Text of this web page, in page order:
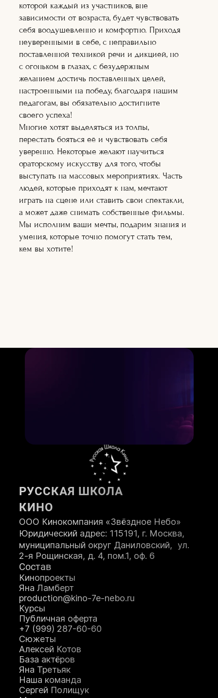
мастерство
Оператор+монт
аж
Режиссура
Художник по
гриму
Теле-
Ораторское
искусство
Кинопроект+съё
Сценарное дело
Видеоблогер
Журналистика
Подробнее
Подробне
е
Подробнее
Подробнее
Подробне
е
Подробне
е
Подробнее
Подробнее
ПОСТУПИТЬ
которой каждый из участников, вне
зависимости от возраста, будет чувствовать
себя воодушевленно и комфортно. Приходя
неуверенными в себе, с неправильно
поставленной техникой речи и дикцией, но
с огоньком в глазах, с безудержным
желанием достичь поставленных целей,
настроенными на победу, благодаря нашим
педагогам, вы обязательно достигните
своего успеха!
Многие хотят выделяться из толпы,
перестать бояться её и чувствовать себя
уверенно. Некоторые желают научиться
ораторскому искусству для того, чтобы
выступать на массовых мероприятиях. Часть
людей, которые приходят к нам, мечтают
играть на сцене или ставить свои спектакли,
а может даже снимать собственные фильмы.
Мы исполним ваши мечты, подарим знания и
умения, которые точно помогут стать тем,
кем вы хотите!
РУССКАЯ ШКОЛА
КИНО
ООО Кинокомпания «Звёздное Небо»
Юридический адрес: 115191, г. Москва,
муниципальный округ Даниловский, ул.
2-я Рощинская, д. 4, пом.1, оф. 6
Состав
Кинопроекты
Яна Ламберт
production@kino-7e-nebo.ru
Курсы
Публичная оферта
+7 (999) 287-60-60
Сюжеты
Алексей Котов
База актёров
Яна Третьяк
Наша команда
Сергей Полищук